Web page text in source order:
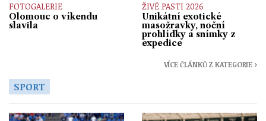
FOTOGALERIE
Olomouc o víkendu
slavila
ŽIVÉ PASTI 2026
Unikátní exotické
masožravky, noční
prohlídky a snímky z
expedice
VÍCE ČLÁNKŮ Z KATEGORIE ›
SPORT